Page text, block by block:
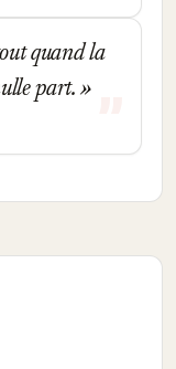
quand la
part.